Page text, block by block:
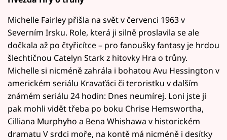
Michelle Fairley přišla na svět v červenci 1963 v
Severním Irsku. Role, která ji silně proslavila se ale
dočkala až po čtyřicítce – pro fanoušky fantasy je hrdou
šlechtičnou Catelyn Stark z hitovky Hra o trůny.
Michelle si nicméně zahrála i bohatou Avu Hessington v
americkém seriálu Kravaťáci či teroristku v dalším
známém seriálu 24 hodin: Dnes neumírej. Loni jste ji
pak mohli vidět třeba po boku Chrise Hemswortha,
Cilliana Murphyho a Bena Whishawa v historickém
dramatu V srdci moře, na kontě má nicméně i desítky